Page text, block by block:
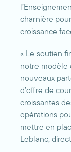
charnière
croissance
« Le soutien
notre modèle
nouveaux
d’offre de
croissantes
opérations
mettre en
Leblanc,